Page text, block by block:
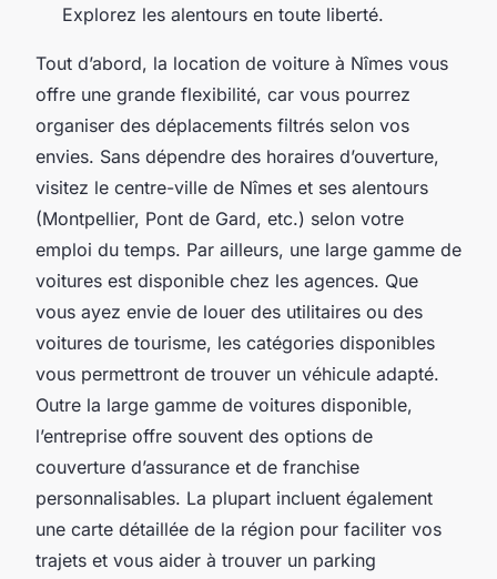
Explorez les alentours en toute liberté.
Tout d’abord, la location de voiture à Nîmes vous
offre une grande flexibilité, car vous pourrez
organiser des déplacements filtrés selon vos
envies. Sans dépendre des horaires d’ouverture,
visitez le centre-ville de Nîmes et ses alentours
(Montpellier, Pont de Gard, etc.) selon votre
emploi du temps. Par ailleurs, une large gamme de
voitures est disponible chez les agences. Que
vous ayez envie de louer des utilitaires ou des
voitures de tourisme, les catégories disponibles
vous permettront de trouver un véhicule adapté.
Outre la large gamme de voitures disponible,
l’entreprise offre souvent des options de
couverture d’assurance et de franchise
personnalisables. La plupart incluent également
une carte détaillée de la région pour faciliter vos
trajets et vous aider à trouver un parking